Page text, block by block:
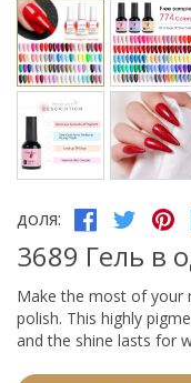
доля:
3689 Гель в
Make the most of your
polish. This highly
and the shine lasts for